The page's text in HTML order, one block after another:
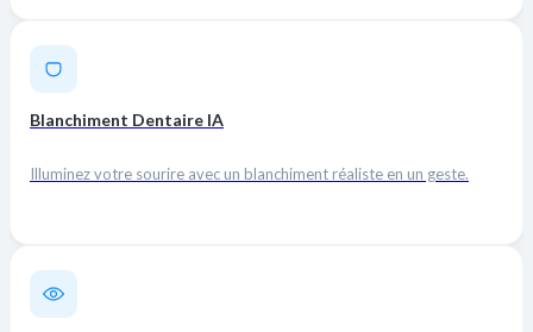
Blanchiment Dentaire IA
Illuminez votre sourire avec un blanchiment réaliste en un geste.